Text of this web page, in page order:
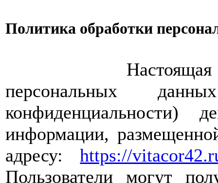
Политика обработки
Настоящая
персональных
конфиденциальности)
информации,
адресу:https://
Пользователи могут